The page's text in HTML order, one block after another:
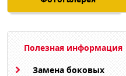
Полезная информация
Замена боковых